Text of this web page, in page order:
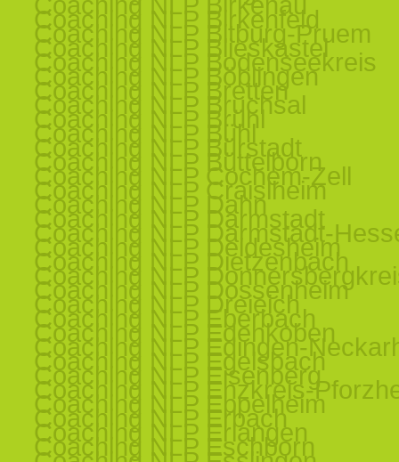
Coaching NLP Birkenfeld
Coaching NLP Bitburg-Pruem
Coaching NLP Blieskastel
Coaching NLP Bodenseekreis
Coaching NLP Böblingen
Coaching NLP Bretten
Coaching NLP Bruchsal
Coaching NLP Brühl
Coaching NLP Bühl
Coaching NLP Bürstadt
Coaching NLP Büttelborn
Coaching NLP Cochem-Zell
Coaching NLP Craislheim
Coaching NLP Dahn
Coaching NLP Darmstadt
Coaching NLP Darmstadt-
Coaching NLP Deidesheim
Coaching NLP Dietzenbach
Coaching NLP
Coaching NLP Dossenheim
Coaching NLP Dreieich
Coaching NLP Eberbach
Coaching NLP Edenkoben
Coaching NLP Edingen-
Coaching NLP Egelsbach
Coaching NLP Eisenberg
Coaching NLP Enzkreis-
Coaching NLP Eppelheim
Coaching NLP Erbach
Coaching NLP Erlangen
Coaching NLP Eschborn